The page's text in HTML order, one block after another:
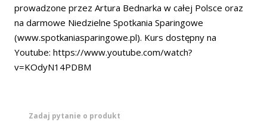
prowadzone przez Artura Bednarka w całej Polsce oraz
na darmowe Niedzielne Spotkania Sparingowe
(www.spotkaniasparingowe.pl). Kurs dostępny na
Youtube: https://www.youtube.com/watch?
v=KOdyN14PDBM
Zadaj pytanie o produkt